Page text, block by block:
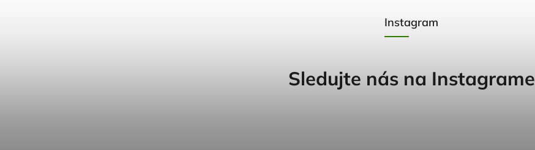
Instagram
Sledujte nás na Instagrame